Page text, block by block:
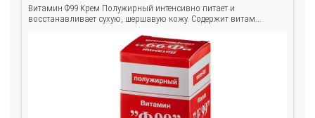
Витамин Ф99 Крем Полужирный интенсивно питает и
восстанавливает сухую, шершавую кожу. Содержит витам...